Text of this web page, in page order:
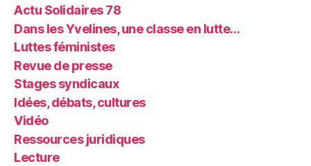
Actu Solidaires 78
Dans les Yvelines, une classe en lutte…
Luttes féministes
Revue de presse
Stages syndicaux
Idées, débats, cultures
Vidéo
Ressources juridiques
Lecture